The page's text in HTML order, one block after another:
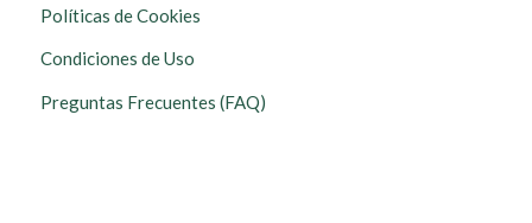
Políticas de Cookies
Condiciones de Uso
Preguntas Frecuentes (FAQ)